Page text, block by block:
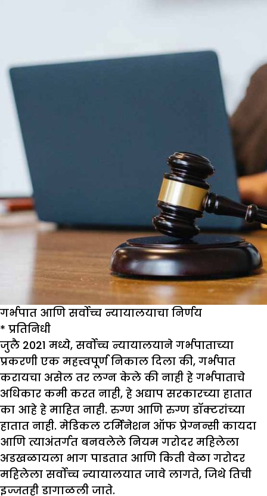
गर्भपात आणि सर्वोच्च न्यायालयाचा निर्णय
* प्रतिनिधी
जुलै 2021 मध्ये, सर्वोच्च न्यायालयाने गर्भपाताच्या
प्रकरणी एक महत्त्वपूर्ण निकाल दिला की, गर्भपात
करायचा असेल तर लग्न केले की नाही हे गर्भपाताचे
अधिकार कमी करत नाही, हे अद्याप सरकारच्या हातात
का आहे हे माहित नाही. रुग्ण आणि रुग्ण डॉक्टरांच्या
हातात नाही. मेडिकल टर्मिनेशन ऑफ प्रेग्नन्सी कायदा
आणि त्याअंतर्गत बनवलेले नियम गरोदर महिलेला
अडखळायला भाग पाडतात आणि किती वेळा गरोदर
महिलेला सर्वोच्च न्यायालयात जावे लागते, जिथे तिची
इज्जतही डागाळली जाते.